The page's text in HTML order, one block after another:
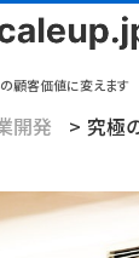
顧客価値に変えます
開発 究極